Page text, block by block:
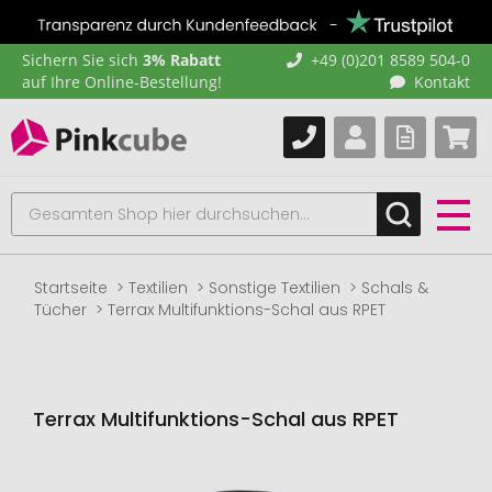
Sichern Sie sich 3% Rabatt
auf Ihre Online-Bestellung!
+49 (0)201 8589 504-0
Kontakt
Startseite Textilien Sonstige Textilien
Schals &
Tücher
Terrax Multifunktions-Schal aus RPET
Terrax Multifunktions-Schal aus RPET